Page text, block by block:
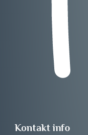
Kontakt info